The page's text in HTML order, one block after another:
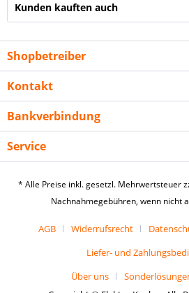
Kunden kauften auch
Shopbetreiber
Kontakt
Bankverbindung
Service
* Alle Preise inkl. gesetzl. Mehrwertsteuer
Nachnahmegebühren, wenn nicht
AGB Widerrufsrecht
Liefer- und
Über uns